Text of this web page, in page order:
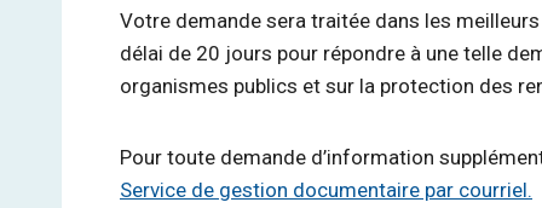
Votre demande sera traitée dans les
délai de 20 jours pour répondre à une telle
organismes publics et sur la protection des
Pour toute demande d’information
Service de gestion documentaire par courriel.